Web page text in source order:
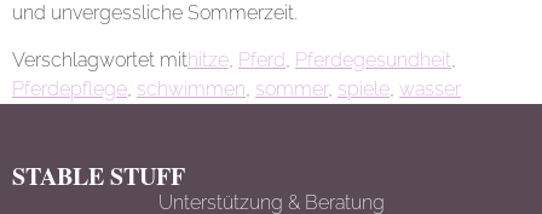
und unvergessliche Sommerzeit.
Verschlagwortet mithitze Pferd Pferdegesundheit
Pferdepflege schwimmen sommer, spiele wasser
STABLE STUFF
Unterstützung & Beratung